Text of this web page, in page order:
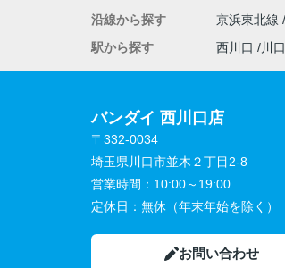
沿線から探す
京浜東北線
駅から探す
西川口 川口
バンダイ 西川口店
〒332-0034
埼玉県川口市並木２丁目2-8
営業時間： 10:00～19:00
定休日： 無休（年末年始を除く）
お問い合わせ